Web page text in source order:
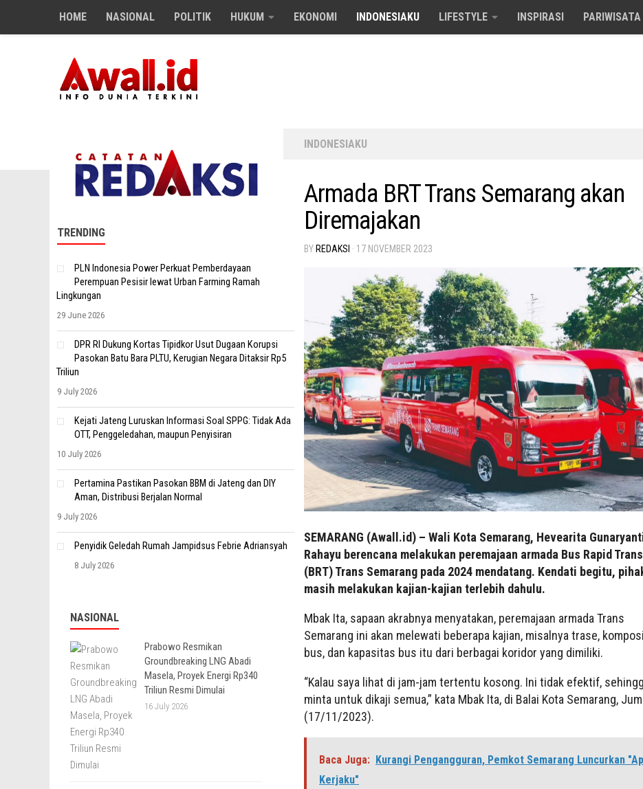
Skip to content
HOME NASIONAL POLITIK HUKUM EKONOMI INDONESIAKU LIFESTYLE INSPIRASI PARIWISATA
INDONESIAKU
Armada BRT Trans Semarang akan
Diremajakan
BY REDAKSI · 17 NOVEMBER 2023
SEMARANG (Awall.id) – Wali Kota Semarang, Hevearita
Rahayu berencana melakukan peremajaan armada Bus Rapid
(BRT) Trans Semarang pada 2024 mendatang. Kendati begitu,
masih melakukan kajian-kajian terlebih dahulu.
Mbak Ita, sapaan akrabnya menyatakan, peremajaan armada Trans
Semarang ini akan melewati beberapa kajian, misalnya trase,
bus, dan kapasitas bus itu dari berbagai koridor yang dimiliki.
“Kalau saya lihat di jam-jam tertentu kosong. Ini tidak efektif,
minta untuk dikaji semua,” kata Mbak Ita, di Balai Kota Semarang,
(17/11/2023).
Baca Juga: Kurangi Pengangguran, Pemkot Semarang Luncurkan
Kerjaku"
TRENDING
PLN Indonesia Power Perkuat Pemberdayaan
Perempuan Pesisir lewat Urban Farming Ramah
Lingkungan
29 June 2026
DPR RI Dukung Kortas Tipidkor Usut Dugaan Korupsi
Pasokan Batu Bara PLTU, Kerugian Negara Ditaksir Rp5
Triliun
9 July 2026
Kejati Jateng Luruskan Informasi Soal SPPG: Tidak Ada
OTT, Penggeledahan, maupun Penyisiran
10 July 2026
Pertamina Pastikan Pasokan BBM di Jateng dan DIY
Aman, Distribusi Berjalan Normal
9 July 2026
Penyidik Geledah Rumah Jampidsus Febrie Adriansyah
8 July 2026
NASIONAL
Prabowo Resmikan
Groundbreaking LNG Abadi
Masela, Proyek Energi Rp340
Triliun Resmi Dimulai
16 July 2026